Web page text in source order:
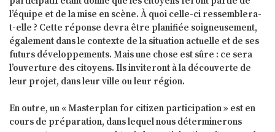
l’équipe et de la mise en scène. À quoi celle-ci ressemblera-
t-elle ? Cette réponse devra être planifiée soigneusement,
également dans le contexte de la situation actuelle et de ses
futurs développements. Mais une chose est sûre : ce sera
l’ouverture des citoyens. Ils inviteront à la découverte de
leur projet, dans leur ville ou leur région.
En outre, un « Masterplan for citizen participation » est en
cours de préparation, dans lequel nous déterminerons